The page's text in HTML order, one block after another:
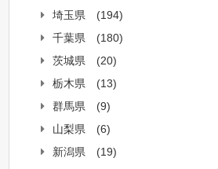
埼玉県
(194)
千葉県
(180)
茨城県
(20)
栃木県
(13)
群馬県
(9)
山梨県
(6)
新潟県
(19)